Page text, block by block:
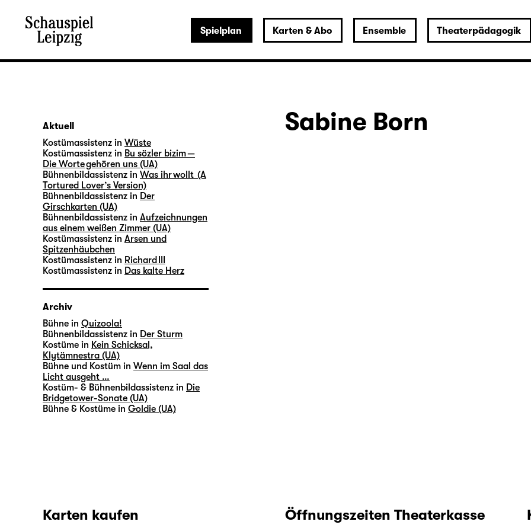
Spielplan Karten & Abo Ensemble Theaterpädagogik
Sabine Born
Aktuell
Kostümassistenz in Wüste
Kostümassistenz in Bu sözler bizim —
Die Worte gehören uns (UA)
Bühnenbildassistenz in Was ihr wollt (A
Tortured Lover’s Version)
Bühnenbildassistenz in Der
Girschkarten (UA)
Bühnenbildassistenz in Aufzeichnungen
aus einem weißen Zimmer (UA)
Kostümassistenz in Arsen und
Spitzenhäubchen
Kostümassistenz in Richard III
Kostümassistenz in Das kalte Herz
Archiv
Bühne in Quizoola!
Bühnenbildassistenz in Der Sturm
Kostüme in Kein Schicksal,
Klytämnestra (UA)
Bühne und Kostüm in Wenn im Saal das
Licht ausgeht …
Kostüm- & Bühnenbildassistenz in Die
Bridgetower-Sonate (UA)
Bühne & Kostüme in Goldie (UA)
Karten kaufen Öffnungszeiten Theaterkasse